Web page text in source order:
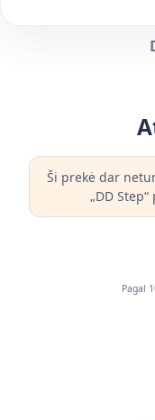
Ši prekė dar
„DD
Pagal